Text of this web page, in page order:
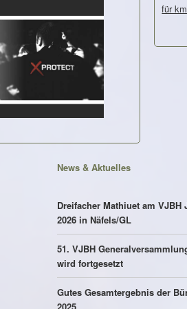
für
News & Aktuelles
Dreifacher Mathiuet am VJBH
2026 in Näfels/GL
51. VJBH
wird fortgesetzt
Gutes Gesamtergebnis der